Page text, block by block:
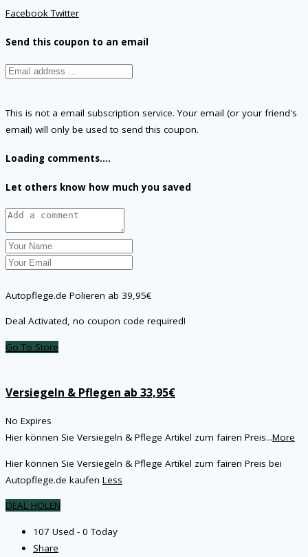
FacebookTwitter
Send this coupon to an email
This is not a email subscription service. Your email (or your friend's
email) will only be used to send this coupon.
Loading comments....
Let others know how much you saved
Autopflege.de Polieren ab 39,95€
Deal Activated, no coupon code required!
Go To Store
Versiegeln & Pflegen ab 33,95€
No Expires
Hier können Sie Versiegeln & Pflege Artikel zum fairen Preis...More
Hier können Sie Versiegeln & Pflege Artikel zum fairen Preis bei
Autopflege.de kaufen Less
DEAL HOLEN
107 Used - 0 Today
Share